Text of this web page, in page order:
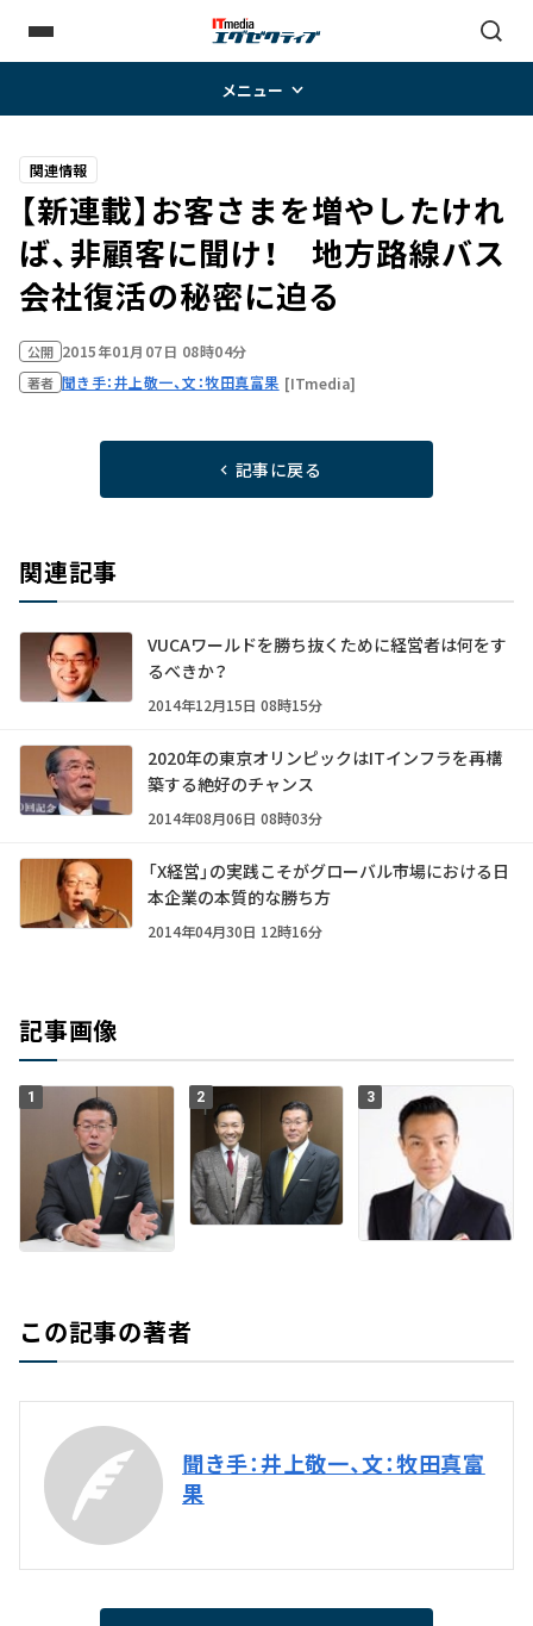
メニュー
関連情報
【新連載】お客さまを増やしたけれ
ば、非顧客に聞け！ 地方路線バス
会社復活の秘密に迫る
公開 2015年01月07日 08時04分
著者 聞き手：井上敬一、文：牧田真富果 [ITmedia]
記事に戻る
関連記事
VUCAワールドを勝ち抜くために経営者は何をす
るべきか？
2014年12月15日 08時15分
2020年の東京オリンピックはITインフラを再構
築する絶好のチャンス
2014年08月06日 08時03分
「X経営」の実践こそがグローバル市場における日
本企業の本質的な勝ち方
2014年04月30日 12時16分
記事画像
1 2 3
この記事の著者
聞き手：井上敬一、文：牧田真富
果